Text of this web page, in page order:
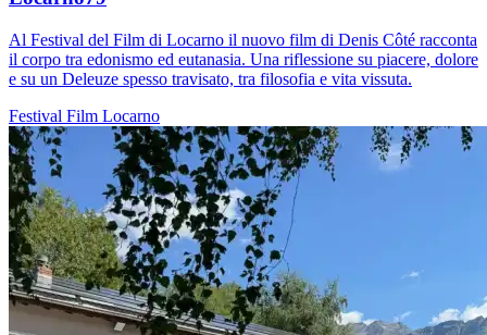
Al Festival del Film di Locarno il nuovo film di Denis Côté racconta
il corpo tra edonismo ed eutanasia. Una riflessione su piacere, dolore
e su un Deleuze spesso travisato, tra filosofia e vita vissuta.
Festival Film Locarno